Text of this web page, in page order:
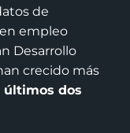
de
empleo
Desarrollo
crecido más
últimos dos